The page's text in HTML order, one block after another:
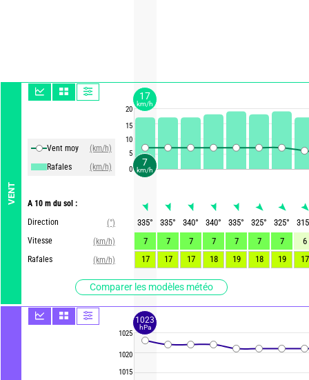
VENT
Vent moy
(km/h)
Rafales
(km/h)
A 10 m du sol :
Direction
(°)
Vitesse
(km/h)
Rafales
(km/h)
Comparer les modèles météo
20
15
10
5
0
1025
1020
1015
335° 335° 340° 340° 335° 325° 325°
315
7
7 7 7 7 7 7
6
17
17 17 18 19 18 19 17
7
km/h
17
km/h
1023
hPa